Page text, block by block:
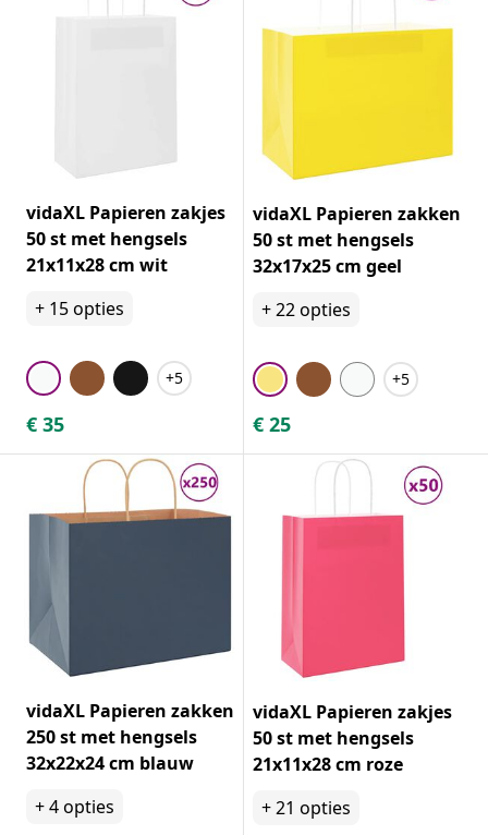
vidaXL Papieren zakjes
50 st met hengsels
21x11x28 cm wit
+ 15opties
+5
€ 35
vidaXL Papieren zakken
50 st met hengsels
32x17x25 cm geel
+22opties
+5
€ 25
vidaXL Papieren zakken
250 st met hengsels
32x22x24 cm blauw
+4opties
vidaXL Papieren zakjes
50 st met hengsels
21x11x28 cm roze
+21 opties